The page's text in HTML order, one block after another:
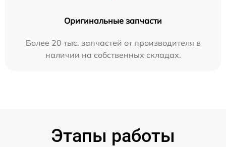
Оригинальные запчасти
Более 20 тыс. запчастей от производителя в
наличии на собственных складах.
Этапы работы